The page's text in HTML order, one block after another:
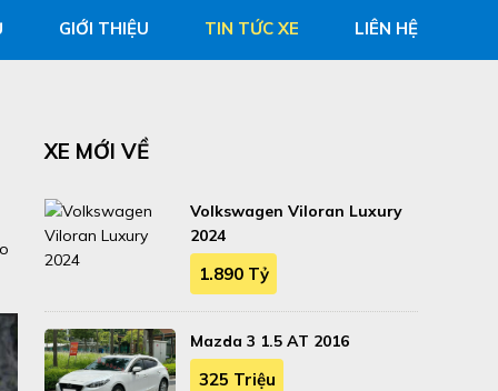
GIỚI THIỆU TIN TỨC XE LIÊN HỆ
XE MỚI VỀ
Volkswagen Viloran Luxury
2024
1.890 Tỷ
Mazda 3 1.5 AT 2016
325 Triệu